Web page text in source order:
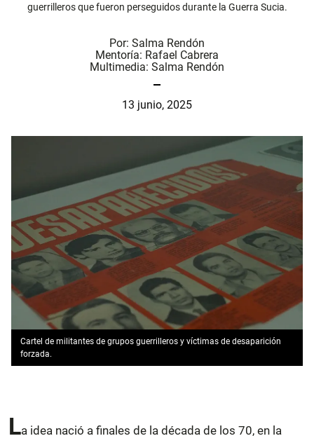
guerrilleros que fueron perseguidos durante la Guerra Sucia.
Por: Salma Rendón
Mentoría: Rafael Cabrera
Multimedia: Salma Rendón
13 junio, 2025
Cartel de militantes de grupos guerrilleros y víctimas de desaparición
forzada.
La idea nació a finales de la década de los 70, en la